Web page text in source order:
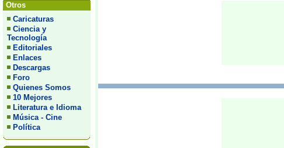
Otros
Caricaturas
Ciencia y
Tecnología
Editoriales
Enlaces
Descargas
Foro
Quienes Somos
10 Mejores
Literatura e Idioma
Música - Cine
Política